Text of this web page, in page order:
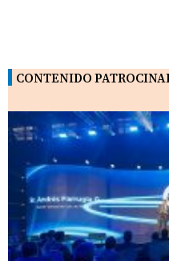
CONTENIDO